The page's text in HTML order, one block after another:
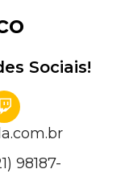
Sociais!
98187-